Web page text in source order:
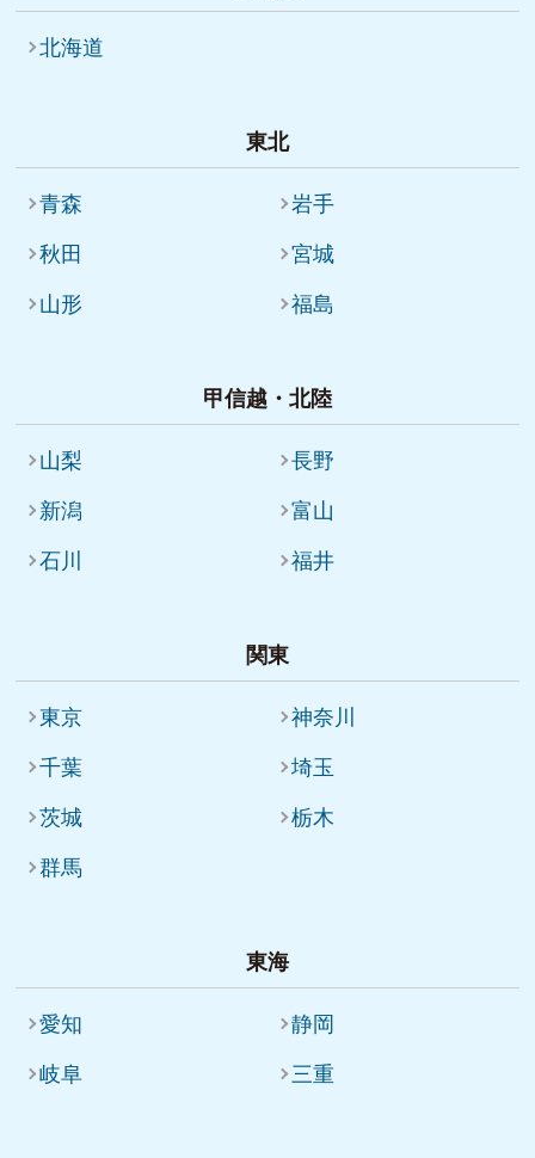
北海道
東北
青森 岩手
秋田 宮城
山形 福島
甲信越・北陸
山梨 長野
新潟 富山
石川 福井
関東
東京 神奈川
千葉 埼玉
茨城 栃木
群馬
東海
愛知 静岡
岐阜 三重